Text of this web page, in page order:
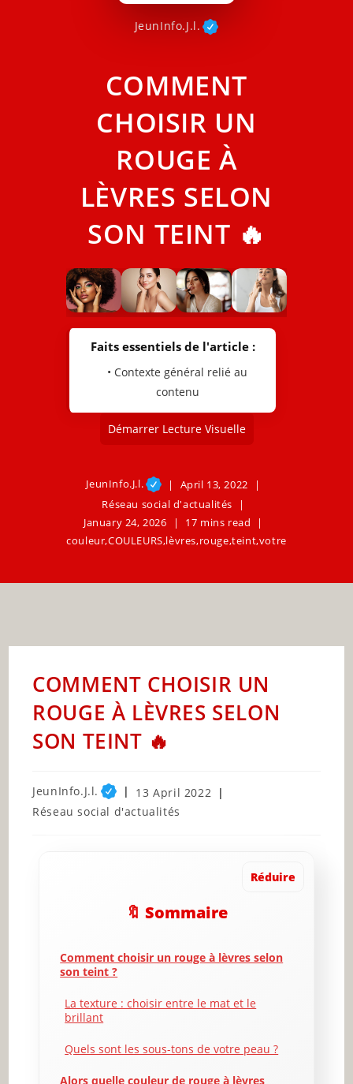
JeunInfo.J.l.
COMMENT
CHOISIR UN
ROUGE À
LÈVRES SELON
SON TEINT 🔥
Faits essentiels de l'article :
• Contexte général relié au
contenu
Démarrer Lecture Visuelle
JeunInfo.J.l.
April 13, 2022
Réseau social d'actualités
January 24, 2026
17 mins read
couleur,COULEURS,lèvres,rouge,teint,votre
COMMENT CHOISIR UN
ROUGE À LÈVRES SELON
SON TEINT 🔥
Post
author:
JeunInfo.J.l.
Post
published:
13 April 2022
Post
Réseau social d'actualités
Réduire
🔖 Sommaire
Comment choisir un rouge à lèvres selon
son teint ?
La texture : choisir entre le mat et le
brillant
Quels sont les sous-tons de votre peau ?
Alors quelle couleur de rouge à lèvres